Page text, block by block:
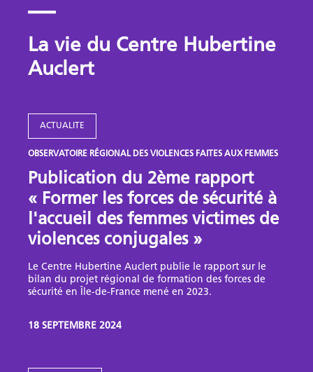
La vie du Centre Hubertine
Auclert
ACTUALITE
OBSERVATOIRE RÉGIONAL DES VIOLENCES FAITES AUX FEMMES
Publication du 2ème rapport
« Former les forces de sécurité à
l'accueil des femmes victimes de
violences conjugales »
Le Centre Hubertine Auclert publie le rapport sur le
bilan du projet régional de formation des forces de
sécurité en Île-de-France mené en 2023.
18 SEPTEMBRE 2024